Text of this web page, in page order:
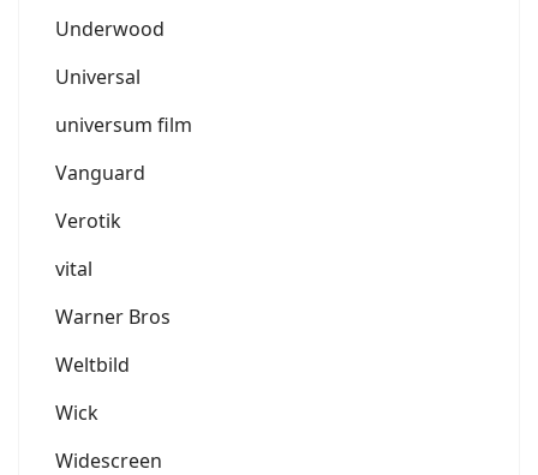
Underwood
Universal
universum film
Vanguard
Verotik
vital
Warner Bros
Weltbild
Wick
Widescreen